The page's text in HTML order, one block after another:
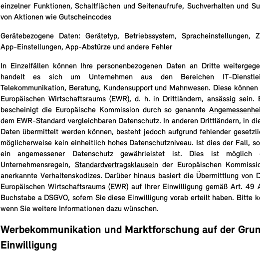
einzelner Funktionen, Schaltflächen und Seitenaufrufe, Suchverhalten und
von Aktionen wie Gutscheincodes
Gerätebezogene Daten: Gerätetyp, Betriebssystem, Spracheinstellungen,
App-Einstellungen, App-Abstürze und andere Fehler
In Einzelfällen können Ihre personenbezogenen Daten an Dritte
handelt es sich um Unternehmen aus den Bereichen IT-
Telekommunikation, Beratung, Kundensupport und Mahnwesen. Diese
Europäischen Wirtschaftsraums (EWR), d. h. in Drittländern, ansässig sein.
bescheinigt die Europäische Kommission durch so genannte
dem EWR-Standard vergleichbaren Datenschutz. In anderen Drittländern, in
Daten übermittelt werden können, besteht jedoch aufgrund fehlender
möglicherweise kein einheitlich hohes Datenschutzniveau. Ist dies der Fall,
ein angemessener Datenschutz gewährleistet ist. Dies ist möglich
Unternehmensregeln, Standardvertragsklauselnder Europäischen
anerkannte Verhaltenskodizes. Darüber hinaus basiert die Übermittlung von
Europäischen Wirtschaftsraums (EWR) auf Ihrer Einwilligung gemäß Art. 49
Buchstabe a DSGVO, sofern Sie diese Einwilligung vorab erteilt haben. Bitte
wenn Sie weitere Informationen dazu wünschen.
Werbekommunikation und Marktforschung auf der
Einwilligung